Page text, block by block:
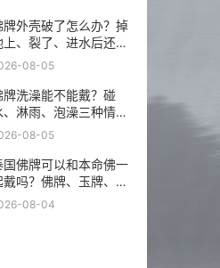
牌外壳破了怎么办？掉
上、裂了、进水后还能
能继续戴？
08-05
牌洗澡能不能戴？碰
、淋雨、泡澡三种情况
开说08-05
国佛牌可以和本命佛一
戴吗？佛牌、玉牌、平
符怎么搭更稳？
08-04